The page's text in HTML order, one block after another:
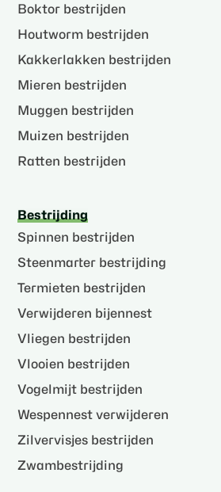
Boktor bestrijden
Houtworm bestrijden
Kakkerlakken bestrijden
Mieren bestrijden
Muggen bestrijden
Muizen bestrijden
Ratten bestrijden
Bestrijding
Spinnen bestrijden
Steenmarter bestrijding
Termieten bestrijden
Verwijderen bijennest
Vliegen bestrijden
Vlooien bestrijden
Vogelmijt bestrijden
Wespennest verwijderen
Zilvervisjes bestrijden
Zwambestrijding